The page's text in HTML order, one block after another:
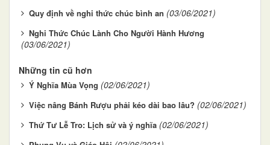
Quy định về nghi thức chúc bình an (03/06/2021)
Nghi Thức Chúc Lành Cho Người Hành Hương
(03/06/2021)
Những tin cũ hơn
Ý Nghĩa Mùa Vọng (02/06/2021)
Việc nâng Bánh Rượu phải kéo dài bao lâu? (02/06/2021)
Thứ Tư Lễ Tro: Lịch sử và ý nghĩa (02/06/2021)